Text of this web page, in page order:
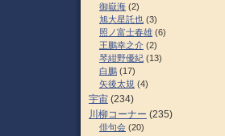
御嶽海 (2)
旭大星託也 (3)
照ノ富士春雄 (6)
王鵬幸之介 (2)
琴紺野優紀 (13)
白鵬 (17)
矢後太規 (4)
宇宙 (234)
川柳コーナー (235)
俳句会 (20)